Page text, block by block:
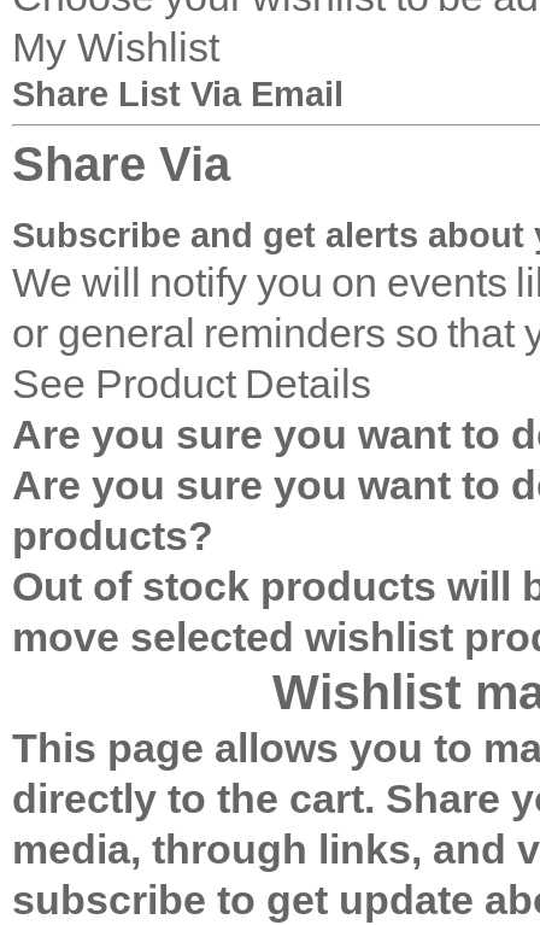
My Wishlist
Share List Via Email
Share Via
Subscribe and get alerts
We will notify you on events
or general reminders so that
See Product Details
Are you sure you want to
Are you sure you want to
products?
Out of stock products will
move selected wishlist
Wishlist
This page allows you to
directly to the cart. Share
media, through links, and
subscribe to get update